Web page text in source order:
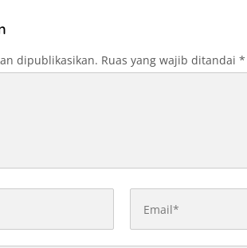
dipublikasikan. Ruas yang wajib ditandai *